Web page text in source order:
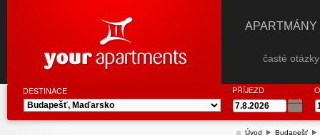
časté
DESTINACE PŘÍJEZD
Úvod Budapešť